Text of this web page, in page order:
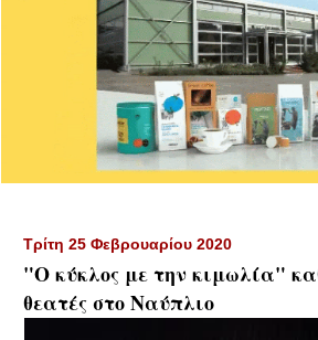
Τρίτη 25 Φεβρουαρίου 2020
"Ο κύκλος με την κιμωλία"
θεατές στο Ναύπλιο